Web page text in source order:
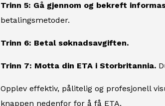
Trinn 5: Gå gjennom og bekreft
betalingsmetoder.
Trinn 6: Betal søknadsavgiften.
Trinn 7: Motta din ETA i Storbritannia.
Opplev effektiv, pålitelig og profesjonell
knappen nedenfor for å få ETA.